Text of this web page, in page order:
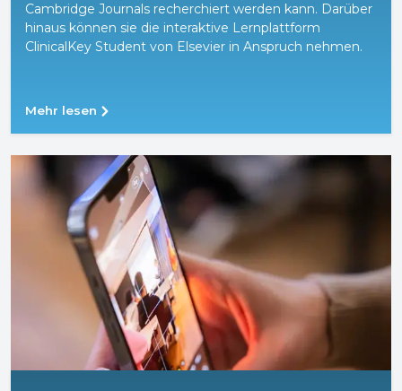
Cambridge Journals recherchiert werden kann. Darüber
hinaus können sie die interaktive Lernplattform
ClinicalKey Student von Elsevier in Anspruch nehmen.
Studierende. Hier finden sie unzählige Lehrbücher, die
umfangreiche Auswahl an Lernvideos, Bilder und
Kurzzusammenfassungen zurückgreifen, in denen
komplexe medizinische Sachverhalte anschaulich
erklärt werden. Diese sind eine ideale Ergänzung zu
den universitätseigenen Lernunterlagen.
Mehr lesen